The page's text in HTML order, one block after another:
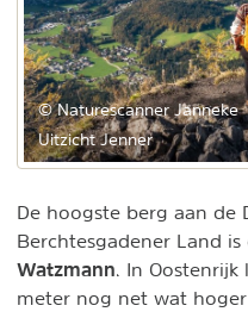
© Naturescanner Janneke
Uitzicht Jenner
De hoogste berg aan de
Berchtesgadener Land
Watzmann . In
meter nog net wat